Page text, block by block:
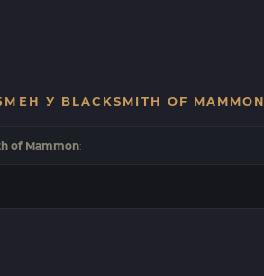
У BLACKSMITH OF MAMMON
of Mammon: